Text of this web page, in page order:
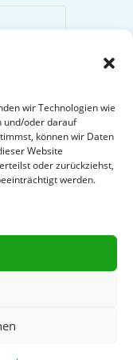
wir Technologien wie
und/oder darauf
können wir Daten
Website
oder zurückziehst,
werden.
in